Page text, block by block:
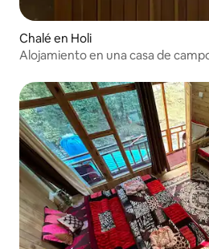
Chalé en Holi
Alojamiento en una casa de